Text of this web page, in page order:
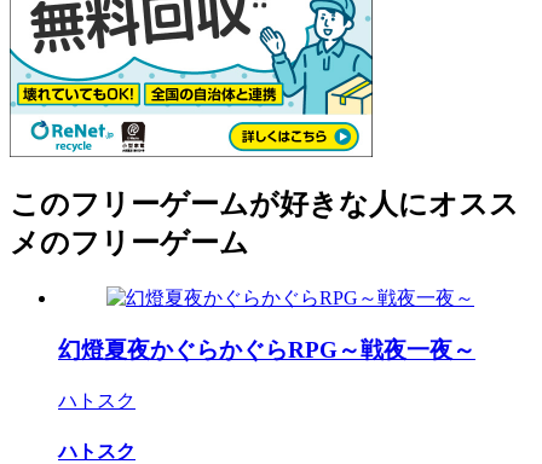
このフリーゲームが好きな人にオスス
メのフリーゲーム
幻燈夏夜かぐらかぐらRPG～戦夜一夜～
ハトスク
ハトスク